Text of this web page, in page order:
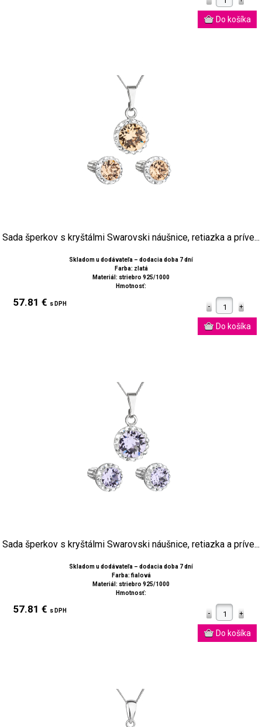
Sada šperkov s kryštálmi Swarovski náušnice, retiazka a príve...
Skladom u dodávateľa – dodacia doba 7 dní
Farba: zlatá
Materiál: striebro 925/1000
Hmotnosť:
57.81 € s DPH
Sada šperkov s kryštálmi Swarovski náušnice, retiazka a príve...
Skladom u dodávateľa – dodacia doba 7 dní
Farba: fialová
Materiál: striebro 925/1000
Hmotnosť:
57.81 € s DPH